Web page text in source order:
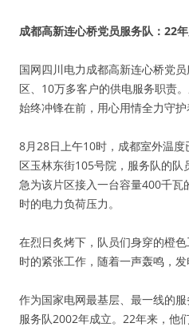
成都高新连心桥党员服务队：22
国网四川电力成都高新连心桥党
区、10万多客户的供电服务职责
始终冲锋在前，用心用情全力守护
8月28日上午10时，成都室外温
区玉林东街105号院，服务队的队
急为该片区接入一台容量400千
时的电力负荷压力。
在烈日炙烤下，队员们身穿的橙
时的紧张工作，随着一声轰鸣，发
作为国家电网最基层、最一线的
服务队2002年成立。22年来，他